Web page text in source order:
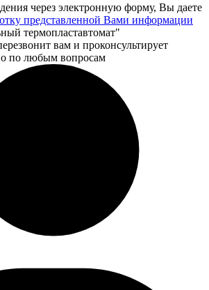
через электронную форму, Вы даете
представленной Вами информации
термопластавтомат"
вам и проконсультирует
по любым вопросам